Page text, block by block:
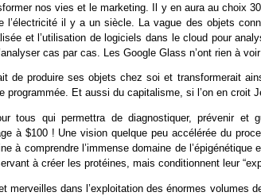
nos vies et le marketing. Il y en aura au choix
l’électricité il y a un siècle. La vague des objets
et l’utilisation de logiciels dans le cloud pour
cas par cas. Les Google Glass n’ont rien à
de produire ses objets chez soi et transformerait
programmée. Et aussi du capitalisme, si l’on en croit
tous qui permettra de diagnostiquer, prévenir et
à $100 ! Une vision quelque peu accélérée du
à comprendre l’immense domaine de
à créer les protéines, mais conditionnent leur
merveilles dans l’exploitation des énormes volumes